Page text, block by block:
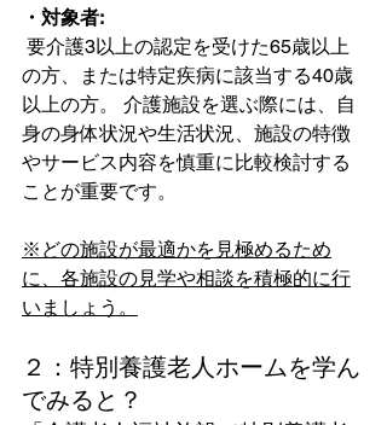
・対象者:
要介護3以上の認定を受けた65歳以上
の方、または特定疾病に該当する40歳
以上の方。 介護施設を選ぶ際には、自
身の身体状況や生活状況、施設の特徴
やサービス内容を慎重に比較検討する
ことが重要です。
※どの施設が最適かを見極めるため
に、各施設の見学や相談を積極的に行
いましょう。
２：特別養護老人ホームを学ん
でみると？